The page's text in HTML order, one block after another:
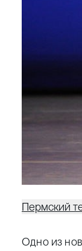
Пермский
Одно из